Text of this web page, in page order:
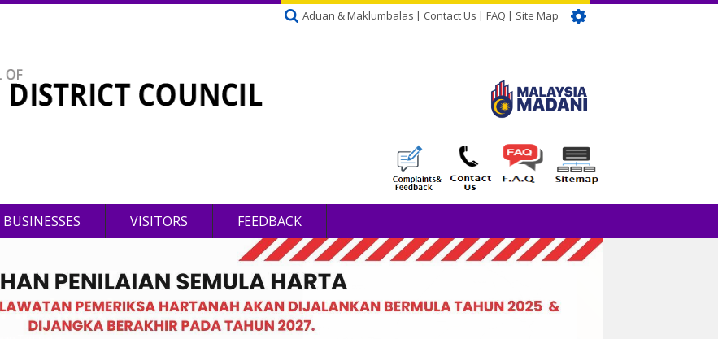
Aduan & Maklumbalas Contact Us FAQ Site Map
BUSINESSES VISITORS FEEDBACK